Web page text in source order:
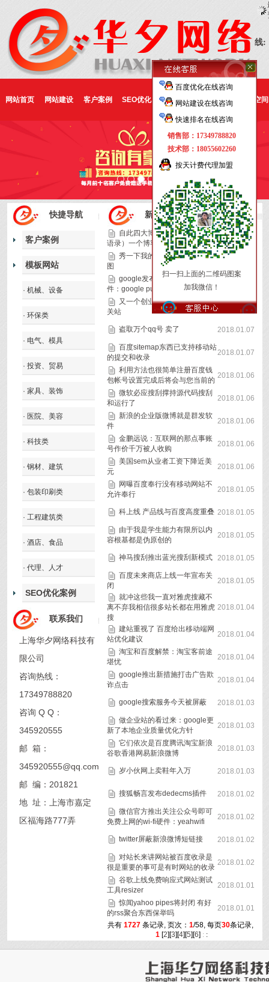
线:
网站首页 网站建设 客户案例 SEO优化 快速排名 400电话 域名空间
1 2 3 4
快捷导航
客户案例
模板网站
· 机械、设备
· 环保类
· 电气、模具
· 投资、贸易
· 家具、装饰
· 医院、美容
· 科技类
· 钢材、建筑
· 包装印刷类
· 工程建筑类
· 酒店、食品
· 代理、人才
SEO优化案例
联系我们
上海华夕网络科技有
限公司
咨询热线：
17349788820
咨询 Q Q：
345920555
邮 箱：
345920555@qq.com
邮 编：201821
地 址：上海市嘉定
区福海路777弄
新闻资讯
自此四大博客（主博微博文摘
语录）一个博客大全一个
2018.01.08
秀一下我的google自定义背景
图
google发布官方wordpress插
件：google publisher plugin
又一个创业项目掉败：爱库网
关站
2018.01.07
盗取万个qq号 卖了 2018.01.07
百度sitemap东西已支持移动站
的提交和收录
2018.01.07
利用方法也很简单注册百度钱
包帐号设置完成后将会与您当前的
2018.01.06
微软必应搜刮撑持源代码搜刮
和运行了
2018.01.06
新浪的企业版微博就是群发软
件
2018.01.06
金鹏远说：互联网的那点事账
号作价千万被人收购
2018.01.06
美国sem从业者工资下降近美
元
2018.01.06
网曝百度奉行没有移动网站不
允许奉行
2018.01.05
科上线 产品线与百度高度重叠 2018.01.05
由于我是学生能力有限所以内
容根基都是伪原创的
2018.01.05
神马搜刮推出蓝光搜刮新模式 2018.01.05
百度未来商店上线一年宣布关
闭
2018.01.05
就冲这些我一直对雅虎搜藏不
离不弃我相信很多站长都在用雅虎
搜
2018.01.04
建站重视了 百度给出移动端网
站优化建议
2018.01.04
淘宝和百度解禁：淘宝客前途
堪忧
2018.01.04
google推出新措施打击广告欺
诈点击
2018.01.04
google搜索服务今天被屏蔽 2018.01.03
做企业站的看过来：google更
新了本地企业质量优化方针
2018.01.03
它们依次是百度腾讯淘宝新浪
谷歌香港网易新浪微博
2018.01.03
岁小伙网上卖鞋年入万 2018.01.03
搜狐畅言发布dedecms插件 2018.01.02
微信官方推出关注公众号即可
免费上网的wi-fi硬件：yeahwifi
2018.01.02
twitter屏蔽新浪微博短链接 2018.01.02
对站长来讲网站被百度收录是
很是重要的事可是有时网站的收录
2018.01.02
谷歌上线免费响应式网站测试
工具resizer
2018.01.01
惊闻yahoo pipes将封闭 有好
的rss聚合东西保举吗
2018.01.01
共有 1727 条记录, 页次： 1/58, 每页30条记录,
1[2][3][4][5][6] : :
百度优化在线咨询
网站建设在线咨询
快速排名在线咨询
销售部：17349788820
技术部：18055602260
按天计费代理加盟
扫一扫上面的二维码图案
加我微信！